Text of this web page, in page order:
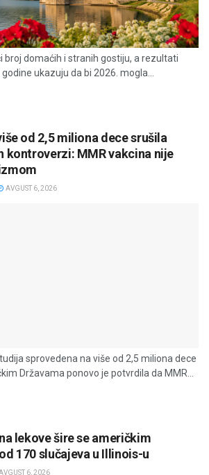
broj domaćih i stranih gostiju, a rezultati
ukazuju da bi 2026. mogla...
od 2,5 miliona dece srušila
kontroverzi: MMR vakcina nije
AVGUST 6, 2026
sprovedena na više od 2,5 miliona dece
Državama ponovo je potvrdila da MMR...
lekove šire se američkim
170 slučajeva u Illinois-u
6, 2026